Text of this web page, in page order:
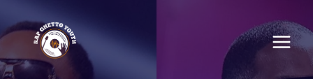
to
content